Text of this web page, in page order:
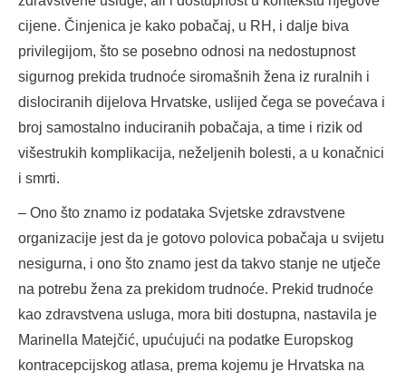
cijene. Činjenica je kako pobačaj, u RH, i dalje biva
privilegijom, što se posebno odnosi na nedostupnost
sigurnog prekida trudnoće siromašnih žena iz ruralnih i
dislociranih dijelova Hrvatske, uslijed čega se povećava i
broj samostalno induciranih pobačaja, a time i rizik od
višestrukih komplikacija, neželjenih bolesti, a u konačnici
i smrti.
– Ono što znamo iz podataka Svjetske zdravstvene
organizacije jest da je gotovo polovica pobačaja u svijetu
nesigurna, i ono što znamo jest da takvo stanje ne utječe
na potrebu žena za prekidom trudnoće. Prekid trudnoće
kao zdravstvena usluga, mora biti dostupna, nastavila je
Marinella Matejčić, upućujući na podatke Europskog
kontracepcijskog atlasa, prema kojemu je Hrvatska na